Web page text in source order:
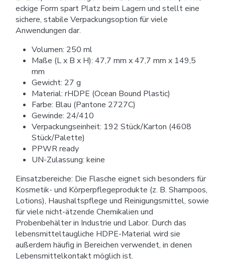
eckige Form spart Platz beim Lagern und stellt eine
sichere, stabile Verpackungsoption für viele
Anwendungen dar.
Volumen: 250 ml
Maße (L x B x H): 47,7 mm x 47,7 mm x 149,5
mm
Gewicht: 27 g
Material: rHDPE (Ocean Bound Plastic)
Farbe: Blau (Pantone 2727C)
Gewinde: 24/410
Verpackungseinheit: 192 Stück/Karton (4608
Stück/Palette)
PPWR ready
UN-Zulassung: keine
Einsatzbereiche: Die Flasche eignet sich besonders für
Kosmetik- und Körperpflegeprodukte (z. B. Shampoos,
Lotions), Haushaltspflege und Reinigungsmittel, sowie
für viele nicht-ätzende Chemikalien und
Probenbehälter in Industrie und Labor. Durch das
lebensmitteltaugliche HDPE-Material wird sie
außerdem häufig in Bereichen verwendet, in denen
Lebensmittelkontakt möglich ist.